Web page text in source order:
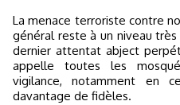
La menace terroriste contre
général reste à un niveau
dernier attentat abject
appelle toutes les
vigilance, notamment en
davantage de fidèles.